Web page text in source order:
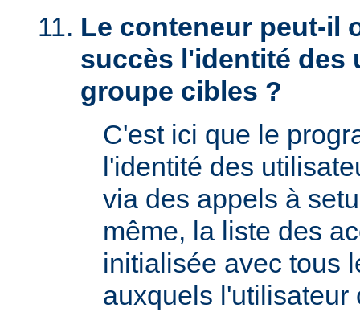
Le conteneur peut-il
succès l'identité des
groupe cibles ?
C'est ici que le
l'identité des
via des appels à
même, la liste des
initialisée avec tous
auxquels l'utilisateur